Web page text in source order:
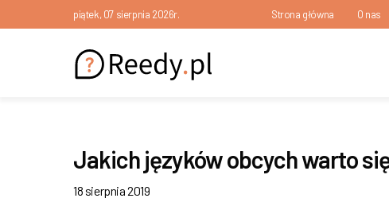
piątek, 07 sierpnia 2026r. Strona główna O nas
Jakich języków obcych warto
18 sierpnia 2019